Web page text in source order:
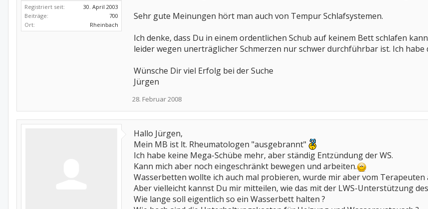
Registriert seit:
30. April 2003
Beiträge:
700
Ort:
Rheinbach
Sehr gute Meinungen hört man auch von Tempur Schlafsystemen.
Ich denke, dass Du in einem ordentlichen Schub auf keinem Bett schlafen
leider wegen unerträglicher Schmerzen nur schwer durchführbar ist. Ich habe
Wünsche Dir viel Erfolg bei der Suche
Jürgen
28. Februar 2008
Hallo Jürgen,
Mein MB ist lt. Rheumatologen "ausgebrannt"
Ich habe keine Mega-Schübe mehr, aber ständig Entzündung der WS.
Kann mich aber noch eingeschränkt bewegen und arbeiten.
Wasserbetten wollte ich auch mal probieren, wurde mir aber vom
Aber vielleicht kannst Du mir mitteilen, wie das mit der LWS-Unterstützung
Wie lange soll eigentlich so ein Wasserbett halten ?